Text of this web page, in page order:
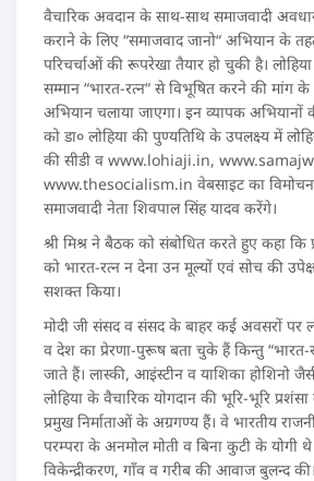
वैचारिक अवदान के साथ-साथ समाजवादी
कराने के लिए “समाजवाद जानो“ अभियान के
परिचर्चाओं की रूपरेखा तैयार हो चुकी है।
सम्मान “भारत-रत्न“ से विभूषित करने की मांग के
अभियान चलाया जाएगा। इन व्यापक
को डा० लोहिया की पुण्यतिथि के उपलक्ष्य में
की सीडी व www.lohiaji.in,
www.thesocialism.in वेबसाइट का विमोचन
समाजवादी नेता शिवपाल सिंह यादव करेंगे।
श्री मिश्र ने बैठक को संबोधित करते हुए कहा कि
को भारत-रत्न न देना उन मूल्यों एवं सोच की
सशक्त किया।
मोदी जी संसद व संसद के बाहर कई अवसरों पर
व देश का प्रेरणा-पुरूष बता चुके हैं किन्तु “भारत-
जाते हैं। लास्की, आइंस्टीन व याशिका होशिनो
लोहिया के वैचारिक योगदान की भूरि-भूरि
प्रमुख निर्माताओं के अग्रगण्य हैं। वे भारतीय
परम्परा के अनमोल मोती व बिना कुटी के योगी थे
विकेन्द्रीकरण, गाँव व गरीब की आवाज बुलन्द